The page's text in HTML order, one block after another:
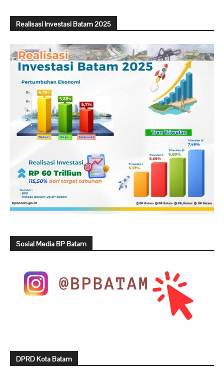
Realisasi Investasi Batam 2025
Sosial Media BP Batam
DPRD Kota Batam